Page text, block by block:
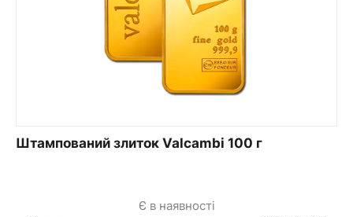
Штампований злиток Valcambi 100 г
Є в наявності